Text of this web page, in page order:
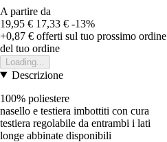
A partire da
19,95 € 17,33 € -13%
+0,87 € offerti sul tuo prossimo ordine
del tuo ordine
Loading...
Descrizione
100% poliestere
nasello e testiera imbottiti con cura
testiera regolabile da entrambi i lati
longe abbinate disponibili